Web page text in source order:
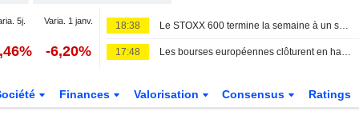
5j. Varia. 1 janv.
-6,20%
18:38 Le STOXX 600 termine la semaine à un sommet historique, porté par les résultats et la faiblesse de l'emploi américain
17:48 Les bourses européennes clôturent en hausse vendredi, les investisseurs attentifs aux développements au Moyen-Orient
Finances Valorisation Consensus Ratings